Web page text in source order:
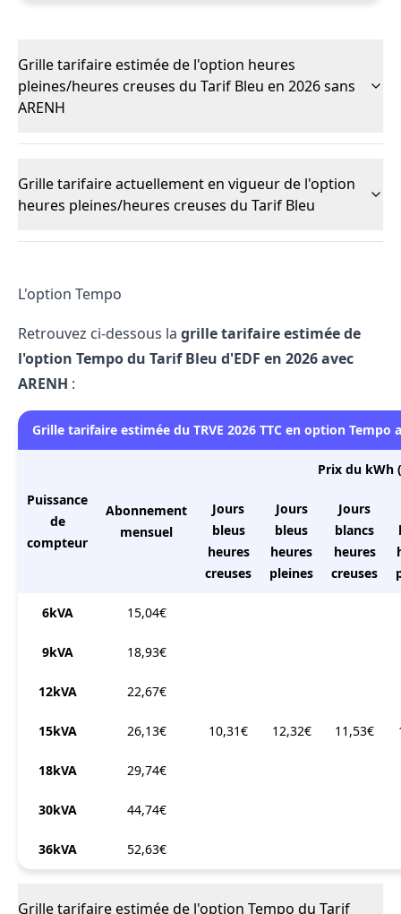
Grille tarifaire estimée de l'option heures
pleines/heures creuses du Tarif Bleu en 2026 sans
ARENH
Grille tarifaire actuellement en vigueur de l'option
heures pleines/heures creuses du Tarif Bleu
L'option Tempo
Retrouvez ci-dessous la grille tarifaire estimée de
l'option Tempo du Tarif Bleu d'EDF en 2026 avec
ARENH :
Grille tarifaire estimée du TRVE 2026 TTC en option Tempo
Puissance
de
compteur
Abonnement
mensuel
Prix du kWh
Jours
bleus
heures
creuses
Jours
bleus
heures
pleines
Jours
blancs
heures
creuses
6kVA 15,04€
10,31€ 12,32€ 11,53€
9kVA 18,93€
12kVA 22,67€
15kVA 26,13€
18kVA 29,74€
30kVA 44,74€
36kVA 52,63€
Grille tarifaire estimée de l'option Tempo du Tarif